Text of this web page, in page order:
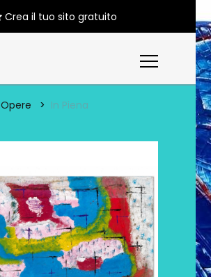
Crea il tuo sito gratuito
Opere In Piena